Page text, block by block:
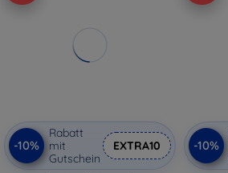
-10%
Rabatt
mit
Gutschein
EXTRA10 -10%